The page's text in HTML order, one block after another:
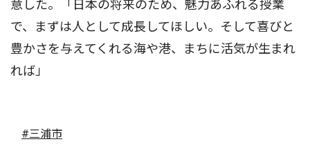
意した。「日本の将来のため、魅力あふれる授業
で、まずは人として成長してほしい。そして喜びと
豊かさを与えてくれる海や港、まちに活気が生まれ
れば」
#三浦市